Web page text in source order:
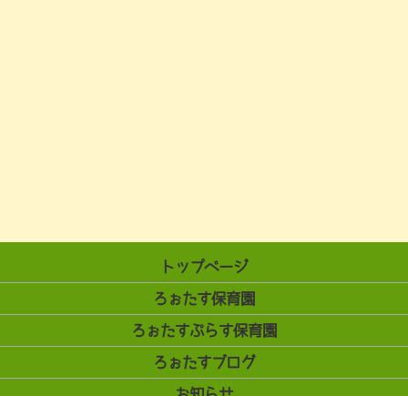
トップページ
ろぉたす保育園
ろぉたすぷらす保育園
ろぉたすブログ